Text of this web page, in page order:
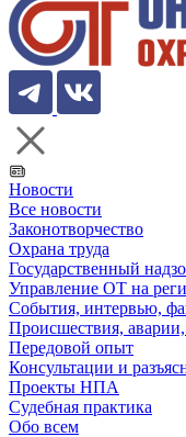
Новости
Все новости
Законотворчество
Охрана труда
Государственный
Управление ОТ на
События, интервью,
Происшествия,
Передовой опыт
Консультации и
Проекты НПА
Судебная практика
Обо всем